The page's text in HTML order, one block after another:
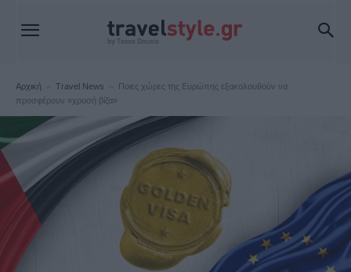
Αρχική Travel News
Ποιες χώρες της Ευρώπης εξακολουθούν να
προσφέρουν «χρυσή βίζα»